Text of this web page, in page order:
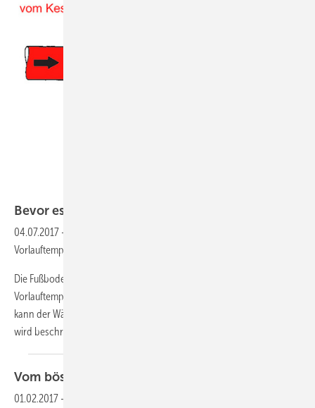
Bevor es zu heiß
04.07.2017 -
Vorlauftemperatur einer Fußbodenheizung?
Die Fußbodenheizung bewirkt mit relativ geringen
Vorlauftemperaturen eine angenehme Raumtemperatur. Nicht immer
kann der Wärmeerzeuger solch niedrige Temperaturen erzeugen. Hier
wird beschrieben, wie man
Vom bösen
01.02.2017 -